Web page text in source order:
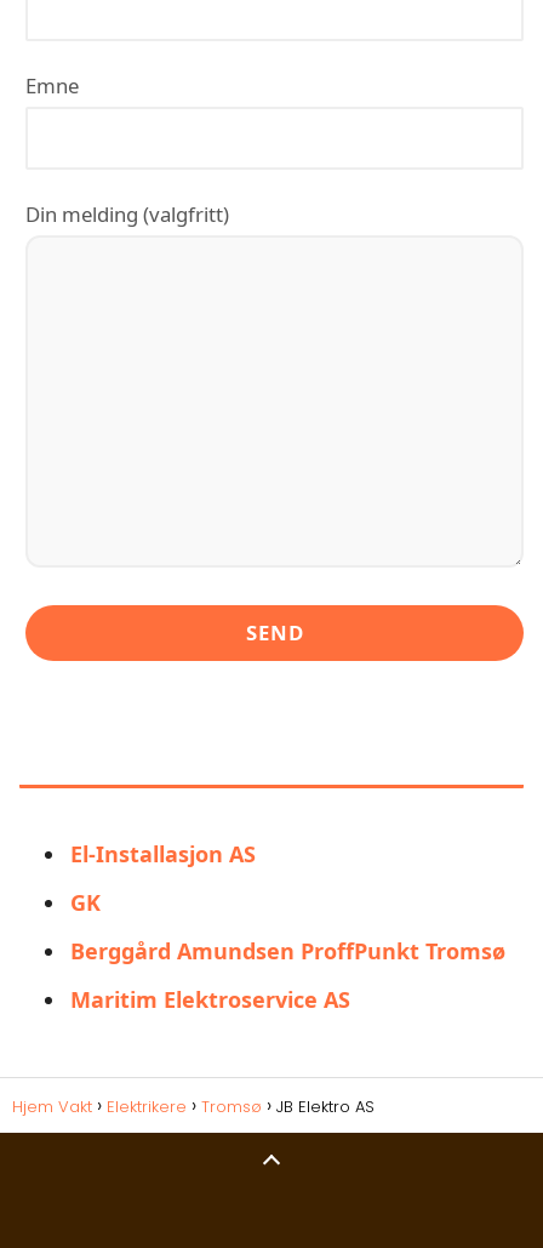
Emne
Din melding (valgfritt)
El-Installasjon AS
GK
Berggård Amundsen ProffPunkt Tromsø
Maritim Elektroservice AS
Hjem Vakt Elektrikere Tromsø JB Elektro AS